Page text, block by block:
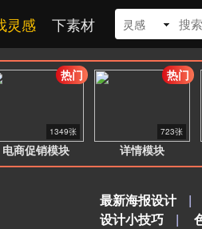
灵感 下素材 灵感
电商促销模块
1349张
热门
详情模块
723张
热门
最新海报设计
|
设计小技巧
|